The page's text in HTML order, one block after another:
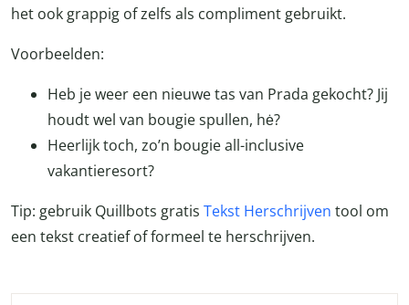
het ook grappig of zelfs als compliment gebruikt.
Voorbeelden:
Heb je weer een nieuwe tas van Prada gekocht? Jij
houdt wel van bougie spullen, hė?
Heerlijk toch, zo’n bougie all-inclusive
vakantieresort?
Tip: gebruik Quillbots gratis Tekst Herschrijven tool om
een tekst creatief of formeel te herschrijven.